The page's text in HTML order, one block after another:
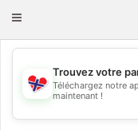
Toggle
💖
Trouvez votre
Téléchargez notre
maintenant !